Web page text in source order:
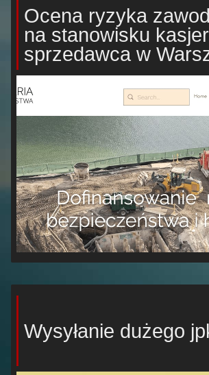
Ocena ryzyka
na stanowisku kasjer
sprzedawca w
Wysyłanie dużego